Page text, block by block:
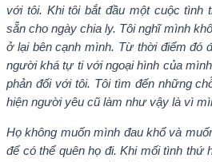
với tôi. Khi tôi bắt đầu một cuộc tình
sẵn cho ngày chia ly. Tôi nghĩ mình
ở lại bên cạnh mình. Từ thời điểm đó
người khá tự ti với ngoại hình của
phản đối với tôi. Tôi tìm đến những
hiện người yêu cũ làm như vậy là vì
Họ không muốn mình đau khổ và
để có thể quên họ đi. Khi mối tình thứ